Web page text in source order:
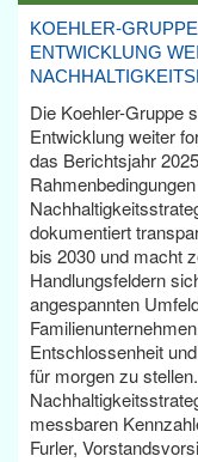
KOEHLER-
ENTWICKLUNG
Die Koehler-Gruppe
Entwicklung weiter
das Berichtsjahr
dokumentiert
bis 2030 und macht
Handlungsfeldern
angespannten
Entschlossenheit
für morgen zu
messbaren
Furler,